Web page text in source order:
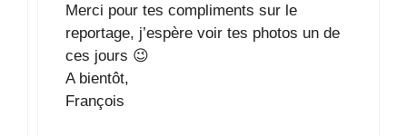
Merci pour tes compliments sur le
reportage, j’espère voir tes photos un de
ces jours 😉
A bientôt,
François